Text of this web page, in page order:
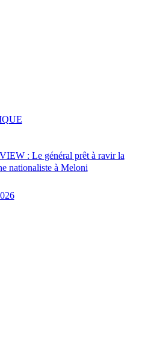
: Le général prêt à ravir la
nationaliste à Meloni